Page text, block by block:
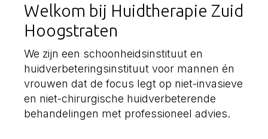
Welkom bij Huidtherapie Zuid
Hoogstraten
We zijn een schoonheidsinstituut en
huidverbeteringsinstituut voor mannen én
vrouwen dat de focus legt op niet-invasieve
en niet-chirurgische huidverbeterende
behandelingen met professioneel advies.